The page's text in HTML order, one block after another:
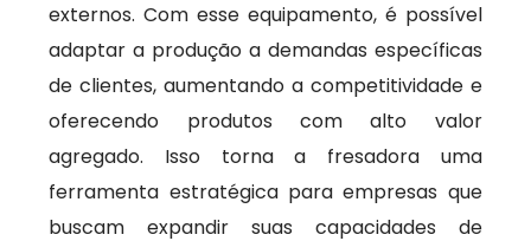
externos. Com esse equipamento, é possível
adaptar a produção a demandas específicas
de clientes, aumentando a competitividade e
oferecendo produtos com alto valor
agregado. Isso torna a fresadora uma
ferramenta estratégica para empresas que
buscam expandir suas capacidades de